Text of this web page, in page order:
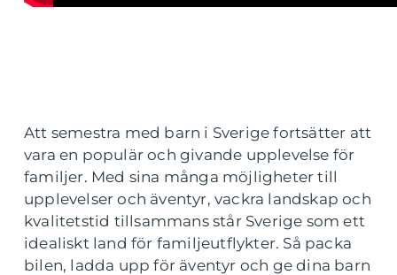
Att semestra med barn i Sverige fortsätter att
vara en populär och givande upplevelse för
familjer. Med sina många möjligheter till
upplevelser och äventyr, vackra landskap och
kvalitetstid tillsammans står Sverige som ett
idealiskt land för familjeutflykter. Så packa
bilen, ladda upp för äventyr och ge dina barn